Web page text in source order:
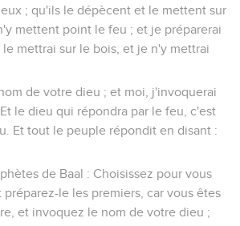
; qu'ils le dépècent et le mettent sur
mettent point le feu ; et je préparerai
mettrai sur le bois, et je n'y mettrai
de votre dieu ; et moi, j'invoquerai
le dieu qui répondra par le feu, c'est
Et tout le peuple répondit en disant :
de Baal : Choisissez pour vous
préparez-le les premiers, car vous êtes
et invoquez le nom de votre dieu ;